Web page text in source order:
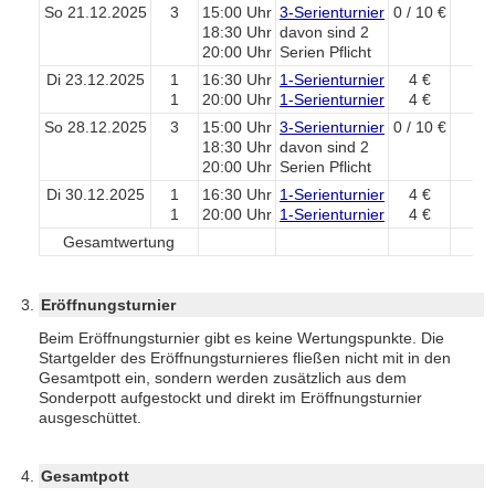
So 21.12.2025
3
15:00 Uhr
18:30 Uhr
20:00 Uhr
3-Serienturnier
davon sind 2
Serien Pflicht
0 / 10 €
Di 23.12.2025
1
1
16:30 Uhr
20:00 Uhr
1-Serienturnier
1-Serienturnier
4 €
4 €
So 28.12.2025
3
15:00 Uhr
18:30 Uhr
20:00 Uhr
3-Serienturnier
davon sind 2
Serien Pflicht
0 / 10 €
Di 30.12.2025
1
1
16:30 Uhr
20:00 Uhr
1-Serienturnier
1-Serienturnier
4 €
4 €
Gesamtwertung
Eröffnungsturnier
Beim Eröffnungsturnier gibt es keine Wertungspunkte. Die
Startgelder des Eröffnungsturnieres fließen nicht mit in den
Gesamtpott ein, sondern werden zusätzlich aus dem
Sonderpott aufgestockt und direkt im Eröffnungsturnier
ausgeschüttet.
Gesamtpott